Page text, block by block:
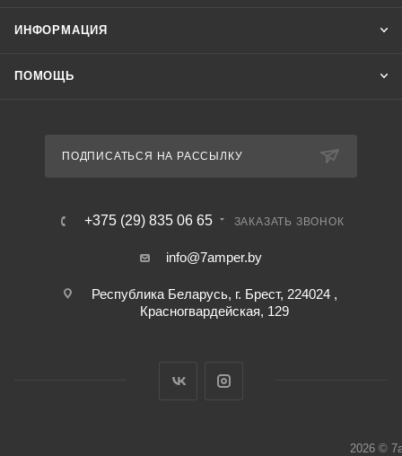
ИНФОРМАЦИЯ
ПОМОЩЬ
ПОДПИСАТЬСЯ НА РАССЫЛКУ
+375 (29) 835 06 65 ЗАКАЗАТЬ ЗВОНОК
info@7amper.by
Республика Беларусь, г. Брест, 224024 ,
Красногвардейская, 129
2026 ©